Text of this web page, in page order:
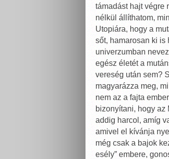
támadást hajt végre
nélkül állíthatom,
Utopiára, hogy a
sőt, hamarosan ki is
univerzumban
egész életét a
vereség után sem?
magyarázza meg,
nem az a fajta
bizonyítani, hogy az
addig harcol, amíg
amivel el kívánja
még csak a bajok
esély” embere,